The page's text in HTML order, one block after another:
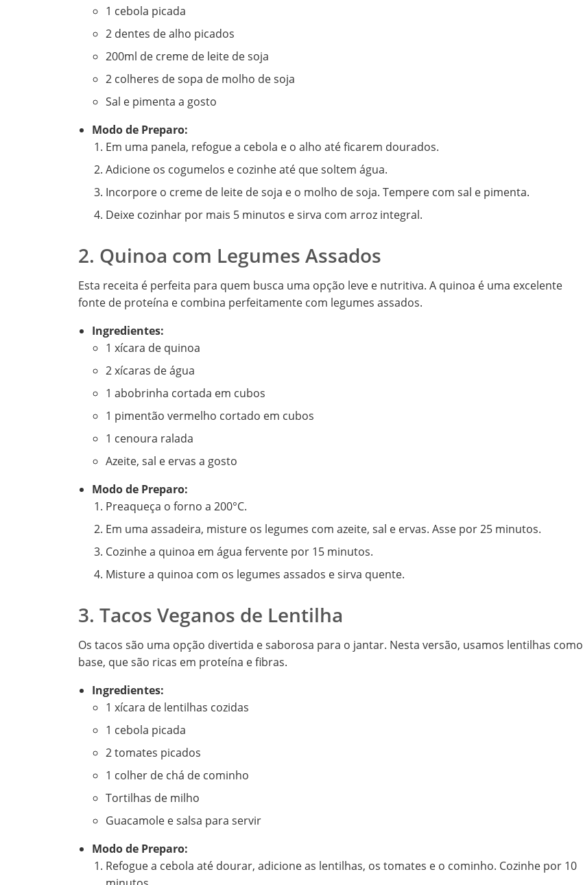
1 cebola picada
2 dentes de alho picados
200ml de creme de leite de soja
2 colheres de sopa de molho de soja
Sal e pimenta a gosto
Modo de Preparo:
Em uma panela, refogue a cebola e o alho até ficarem dourados.
Adicione os cogumelos e cozinhe até que soltem água.
Incorpore o creme de leite de soja e o molho de soja. Tempere com sal e pimenta.
Deixe cozinhar por mais 5 minutos e sirva com arroz integral.
2. Quinoa com Legumes Assados
Esta receita é perfeita para quem busca uma opção leve e nutritiva. A quinoa é uma excelente
fonte de proteína e combina perfeitamente com legumes assados.
Ingredientes:
1 xícara de quinoa
2 xícaras de água
1 abobrinha cortada em cubos
1 pimentão vermelho cortado em cubos
1 cenoura ralada
Azeite, sal e ervas a gosto
Modo de Preparo:
Preaqueça o forno a 200°C.
Em uma assadeira, misture os legumes com azeite, sal e ervas. Asse por 25 minutos.
Cozinhe a quinoa em água fervente por 15 minutos.
Misture a quinoa com os legumes assados e sirva quente.
3. Tacos Veganos de Lentilha
Os tacos são uma opção divertida e saborosa para o jantar. Nesta versão, usamos lentilhas como
base, que são ricas em proteína e fibras.
Ingredientes:
1 xícara de lentilhas cozidas
1 cebola picada
2 tomates picados
1 colher de chá de cominho
Tortilhas de milho
Guacamole e salsa para servir
Modo de Preparo:
Refogue a cebola até dourar, adicione as lentilhas, os tomates e o cominho. Cozinhe por 10